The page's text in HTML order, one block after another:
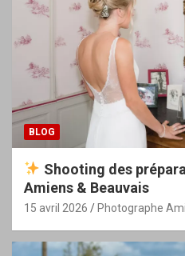
BLOG
Shooting des
Amiens & Beauvais
15 avril 2026 Photographe